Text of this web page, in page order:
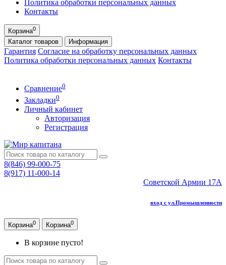
Политика обработки персональных данных
Контакты
Корзина0
Каталог товаров Информация
Гарантия Согласие на обработку персональных данных
Политика обработки персональных данных Контакты
Сравнение0
Закладки0
Личный кабинет
Авторизация
Регистрация
8(846) 99-000-75
8(917) 11-000-14
Советской Армии 17А
вход с ул.Промышленности
Корзина0 Корзина0
В корзине пусто!